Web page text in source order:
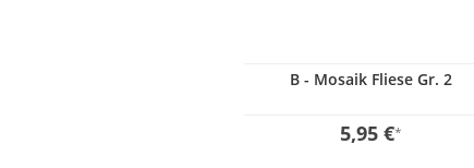
B - Mosaik Fliese Gr. 2
5,95 €*